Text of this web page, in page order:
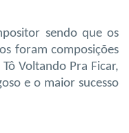
sendo que os
foram composições
Voltando Pra Ficar,
e o maior sucesso